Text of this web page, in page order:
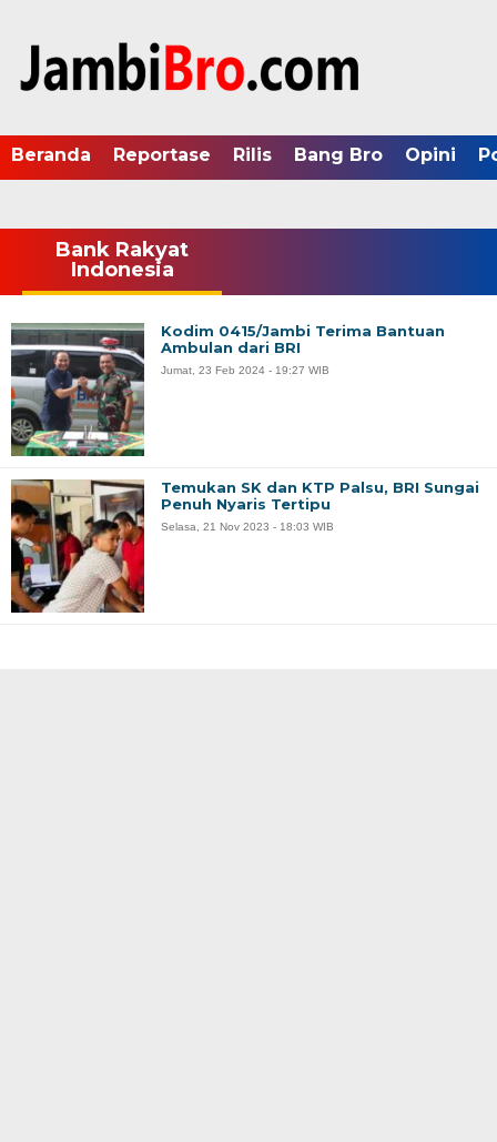
Beranda Reportase Rilis Bang Bro Opini
Bank Rakyat
Indonesia
Kodim 0415/Jambi Terima Bantuan
Ambulan dari BRI
Jumat, 23 Feb 2024 - 19:27 WIB
Temukan SK dan KTP Palsu, BRI Sungai
Penuh Nyaris Tertipu
Selasa, 21 Nov 2023 - 18:03 WIB